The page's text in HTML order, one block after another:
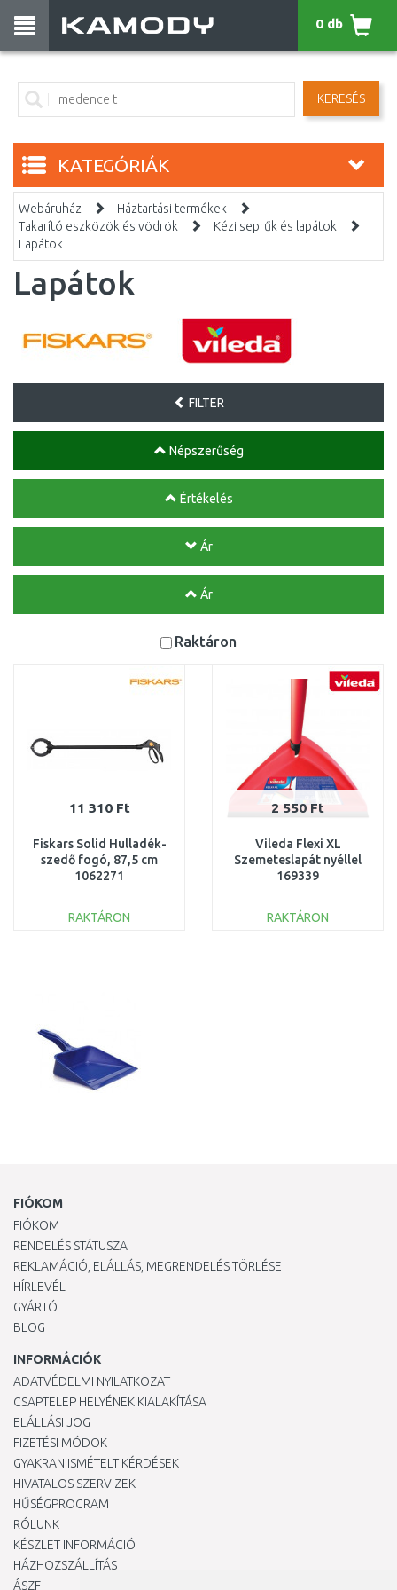
KERESÉS
0 db
KATEGÓRIÁK
Webáruház
Háztartási termékek
Takarító eszközök és vödrök
Kézi seprűk és lapátok
Lapátok
Lapátok
FILTER
Népszerűség
Értékelés
Ár
Ár
Raktáron
11 310 Ft
Fiskars Solid Hulladék-
szedő fogó, 87,5 cm
1062271
RAKTÁRON
2 550 Ft
Vileda Flexi XL
Szemeteslapát nyéllel
169339
RAKTÁRON
FIÓKOM
FIÓKOM
RENDELÉS STÁTUSZA
REKLAMÁCIÓ, ELÁLLÁS, MEGRENDELÉS TÖRLÉSE
HÍRLEVÉL
GYÁRTÓ
BLOG
INFORMÁCIÓK
ADATVÉDELMI NYILATKOZAT
CSAPTELEP HELYÉNEK KIALAKÍTÁSA
ELÁLLÁSI JOG
FIZETÉSI MÓDOK
GYAKRAN ISMÉTELT KÉRDÉSEK
HIVATALOS SZERVIZEK
HŰSÉGPROGRAM
RÓLUNK
KÉSZLET INFORMÁCIÓ
HÁZHOZSZÁLLÍTÁS
ÁSZF